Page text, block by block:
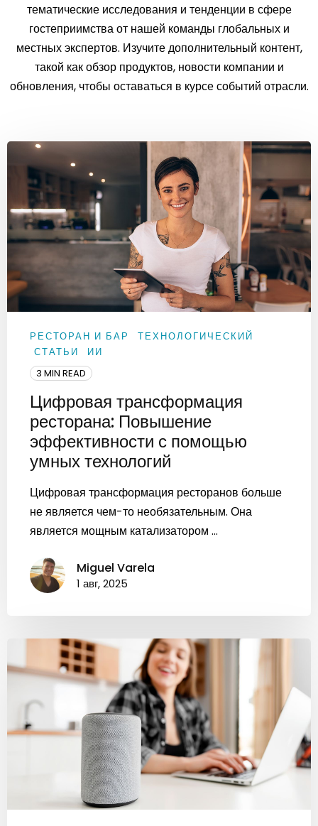
тематические исследования и тенденции в сфере
гостеприимства от нашей команды глобальных и
местных экспертов. Изучите дополнительный контент,
такой как обзор продуктов, новости компании и
обновления, чтобы оставаться в курсе событий отрасли.
РЕСТОРАН И БАР
ТЕХНОЛОГИЧЕСКИЙ
СТАТЬИ
ИИ
3 MIN READ
Цифровая трансформация
ресторана: Повышение
эффективности с помощью
умных технологий
Цифровая трансформация ресторанов больше
не является чем-то необязательным. Она
является мощным катализатором ...
Miguel Varela
1 авг, 2025